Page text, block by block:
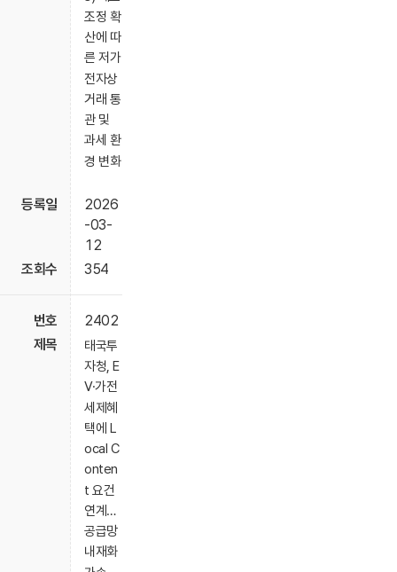
조정 확
산에 따
른 저가
전자상
거래 통
관 및
과세 환
경 변화
2026
-03-
12
354
2402
태국투
자청, E
V·가전
세제혜
택에 L
ocal C
onten
t 요건
연계…
공급망
내재화